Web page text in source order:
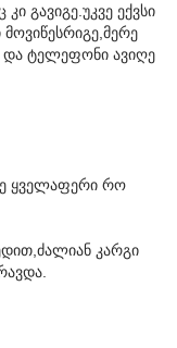
გავიგე.უკვე ექვსი
მოვიწესრიგე,მერე
და ტელეფონი ავიღე
ყველაფერი რო
კარგი